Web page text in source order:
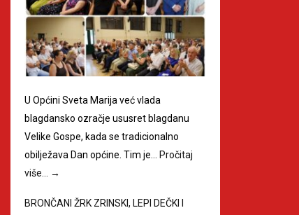
U Općini Sveta Marija već vlada
blagdansko ozračje ususret blagdanu
Velike Gospe, kada se tradicionalno
obilježava Dan općine. Tim je…
Pročitaj
više…
→
BRONČANI ŽRK ZRINSKI, LEPI DEČKI I